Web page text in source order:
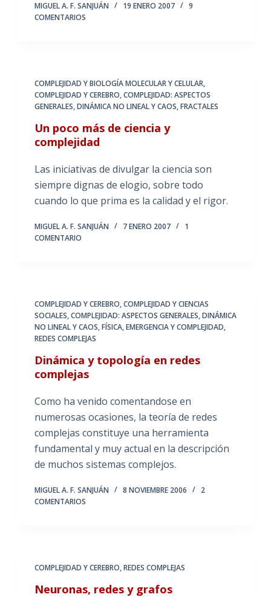
MIGUEL A. F. SANJUÁN 19 ENERO 2007
9
COMENTARIOS
COMPLEJIDAD Y BIOLOGÍA MOLECULAR Y CELULAR,
COMPLEJIDAD Y CEREBRO,COMPLEJIDAD: ASPECTOS
GENERALES,DINÁMICA NO LINEAL Y CAOS,FRACTALES
Un poco más de ciencia y
complejidad
Las iniciativas de divulgar la ciencia son
siempre dignas de elogio, sobre todo
cuando lo que prima es la calidad y el rigor.
MIGUEL A. F. SANJUÁN 7 ENERO 2007
1
COMENTARIO
COMPLEJIDAD Y CEREBRO,COMPLEJIDAD Y CIENCIAS
SOCIALES,COMPLEJIDAD: ASPECTOS GENERALES,DINÁMICA
NO LINEAL Y CAOS,FÍSICA, EMERGENCIA Y COMPLEJIDAD,
REDES COMPLEJAS
Dinámica y topología en redes
complejas
Como ha venido comentandose en
numerosas ocasiones, la teoría de redes
complejas constituye una herramienta
fundamental y muy actual en la descripción
de muchos sistemas complejos.
MIGUEL A. F. SANJUÁN 8 NOVIEMBRE 2006
2
COMENTARIOS
COMPLEJIDAD Y CEREBRO,REDES COMPLEJAS
Neuronas, redes y grafos